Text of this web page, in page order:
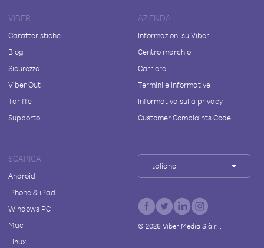
VIBER
Caratteristiche
Blog
Sicurezza
Viber Out
Tariffe
Supporto
AZIENDA
Informazioni su Viber
Centro marchio
Carriere
Termini e informative
Informativa sulla privacy
Customer Complaints Code
SCARICA
Android
iPhone & iPad
Windows PC
Mac
Linux
Italiano
© 2026Viber Media S.à r.l.